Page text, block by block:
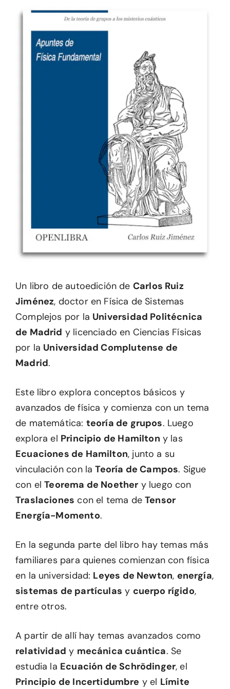
Un libro de autoedición de Carlos Ruiz
Jiménez, doctor en Física de Sistemas
Complejos por la Universidad Politécnica
de Madrid y licenciado en Ciencias Físicas
por la Universidad Complutense de
Madrid.
Este libro explora conceptos básicos y
avanzados de física y comienza con un tema
de matemática: teoría de grupos. Luego
explora el Principio de Hamilton y las
Ecuaciones de Hamilton, junto a su
vinculación con laTeoría de Campos. Sigue
con elTeorema de Noether y luego con
Traslaciones con el tema deTensor
Energía-Momento.
En la segunda parte del libro hay temas más
familiares para quienes comienzan con física
en la universidad: Leyes de Newton, energía,
sistemas de partículas y cuerpo rígido,
entre otros.
A partir de allí hay temas avanzados como
relatividad y mecánica cuántica. Se
estudia la Ecuación de Schrödinger, el
Principio de Incertidumbre y el Límite